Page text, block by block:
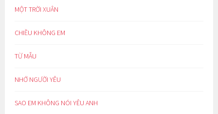
MỘT TRỜI XUÂN
CHIỀU KHÔNG EM
TỪ MẪU
NHỚ NGƯỜI YÊU
SAO EM KHÔNG NÓI YÊU ANH